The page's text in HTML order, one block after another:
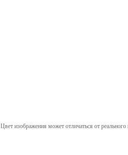
Цвет изображения может отличаться от реального